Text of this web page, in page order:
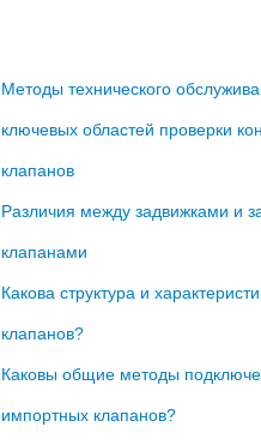
Методы технического
ключевых областей проверки
клапанов
Различия между задвижками и
клапанами
Какова структура и
клапанов?
Каковы общие методы
импортных клапанов?